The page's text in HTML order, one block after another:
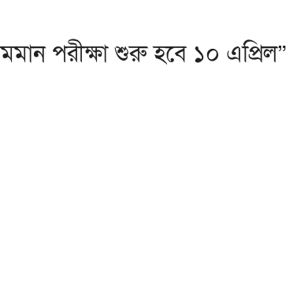
পরীক্ষা শুরু হবে ১০ এপ্রিল”